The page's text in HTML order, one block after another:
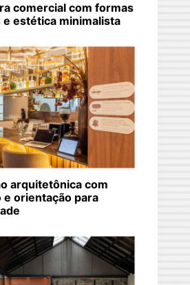
comercial com formas
e estética minimalista
arquitetônica com
e orientação para